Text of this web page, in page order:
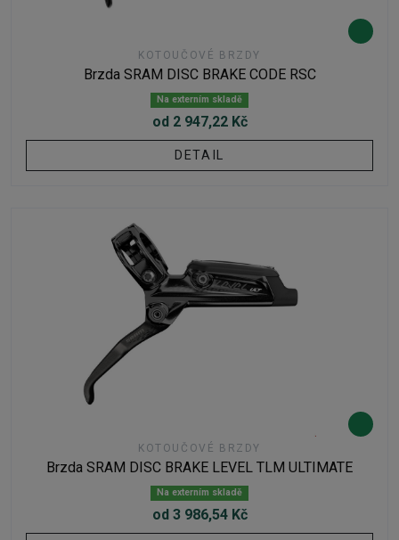
KOTOUČOVÉ BRZDY
Brzda SRAM DISC BRAKE CODE RSC
Na externím skladě
od 2 947,22 Kč
DETAIL
KOTOUČOVÉ BRZDY
Brzda SRAM DISC BRAKE LEVEL TLM ULTIMATE
Na externím skladě
od 3 986,54 Kč